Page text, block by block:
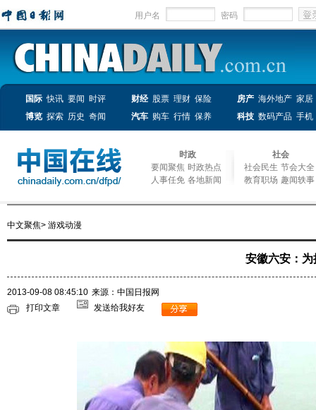
用户名 密码
国际 快讯 要闻 时评 财经 股票 理财 保险 房产 海外地产 家居
博览 探索 历史 奇闻 汽车 购车 行情 保养 科技 数码产品 手机
时政
要闻聚焦 时政热点
人事任免 各地新闻
社会
社会民生 节会大全
教育职场 趣闻轶事
中文聚焦> 游戏动漫
安徽六安：
2013-09-08 08:45:10 来源：中国日报网
打印文章
发送给我好友